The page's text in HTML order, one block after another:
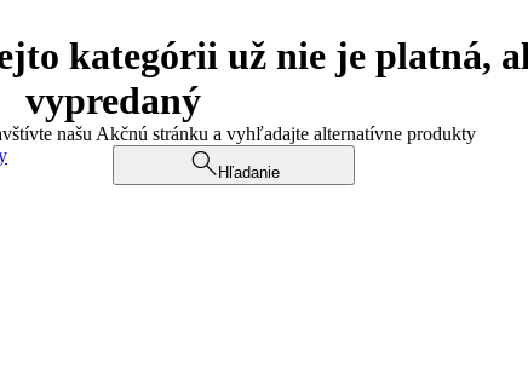
kategórii už nie je platná,
vypredaný
našu Akčnú stránku a vyhľadajte alternatívne produkty
Hľadanie